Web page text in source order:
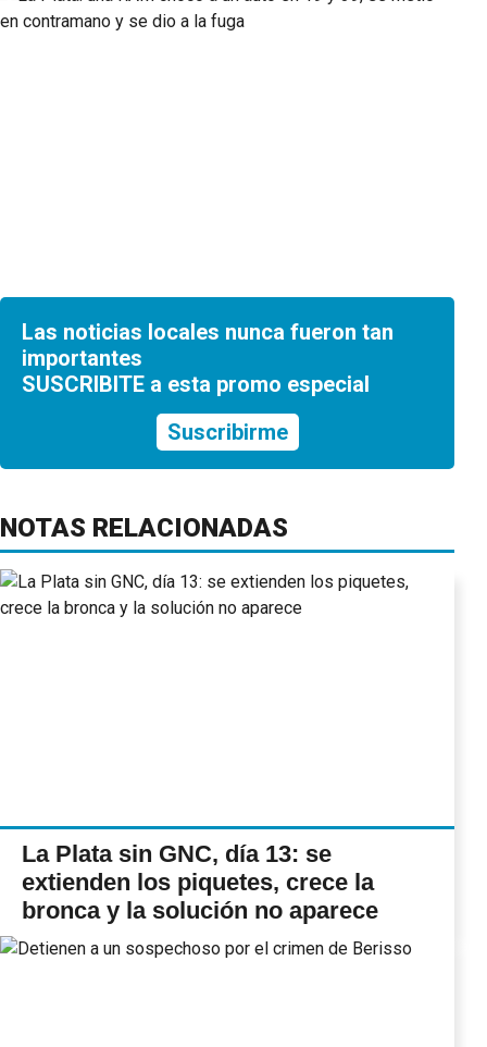
Las noticias locales nunca fueron tan
importantes
SUSCRIBITE a esta promo especial
Suscribirme
NOTAS RELACIONADAS
La Plata sin GNC, día 13: se
extienden los piquetes, crece la
bronca y la solución no aparece